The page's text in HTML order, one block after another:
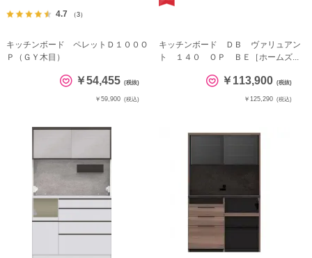
4.7 （3）
キッチンボード ペレットＤ１００Ｏ
Ｐ（ＧＹ木目）
￥54,455 (税抜)
￥59,900 (税込)
キッチンボード ＤＢ ヴァリュアン
ト １４０ ＯＰ ＢＥ［ホームズ...
￥113,900 (税抜)
￥125,290 (税込)